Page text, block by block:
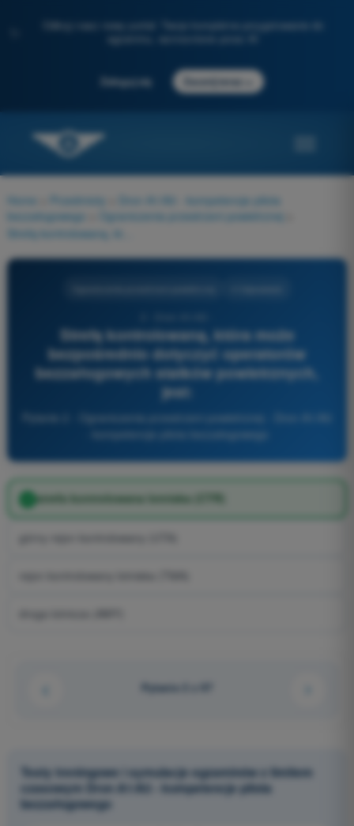
Odkryj nasz nowy portal: Twoje kompletne przygotowanie do
Zaloguj się Zacznij teraz
Home Przedmioty
Dron A1/A3 - kompetencje pilota
bezzałogowego
Ograniczenia przestrzeni powietrznej
Strefą kontrolowaną, która może
bezpośrednio dotyczyć operatorów
bezzałogowych statków powietrznych,
jest:
strefa kontrolowana lotniska (CTR)
Pytanie 2 z 97
Testy treningowe i symulacje egzaminów z limitem
czasowym Dron A1/A3 - kompetencje pilota
bezzałogowego